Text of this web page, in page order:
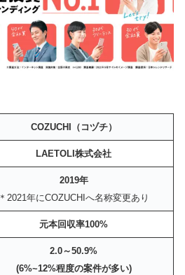
COZUCHI（コヅチ）
LAETOLI株式会社
2019年
＊2021年にCOZUCHIへ名称変更あり
元本回収率100%
2.0～50.9%
(6%~12%程度の案件が多い)